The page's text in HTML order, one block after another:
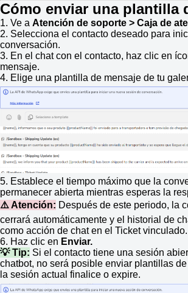
Cómo enviar una plantilla
1. Ve a Atención de soporte > Caja de
2. Selecciona el contacto deseado para
conversación.
3. En el chat con el contacto, haz clic en
mensaje.
4. Elige una plantilla de mensaje de tu
5. Establece el tiempo máximo que la
permanecer abierta mientras esperas la
⚠️ Atención: Después de este periodo, la
cerrará automáticamente y el historial de
como acción de chat en el Ticket vinculado.
6. Haz clic en Enviar.
💡 Tip: Si el contacto tiene una sesión
chatbot, no será posible enviar plantillas
la sesión actual finalice o expire.